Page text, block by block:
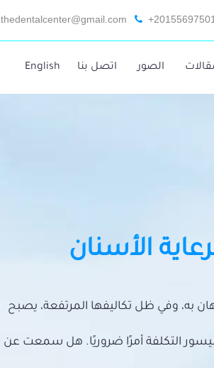
thedentalcenter@gmail.com
الصور اتصل بنا English
الأسنان
به، وفي ظل تكاليفها المرتفعة، يصبح
التكلفة أمرًا ضروريًا. هل سمعت عن